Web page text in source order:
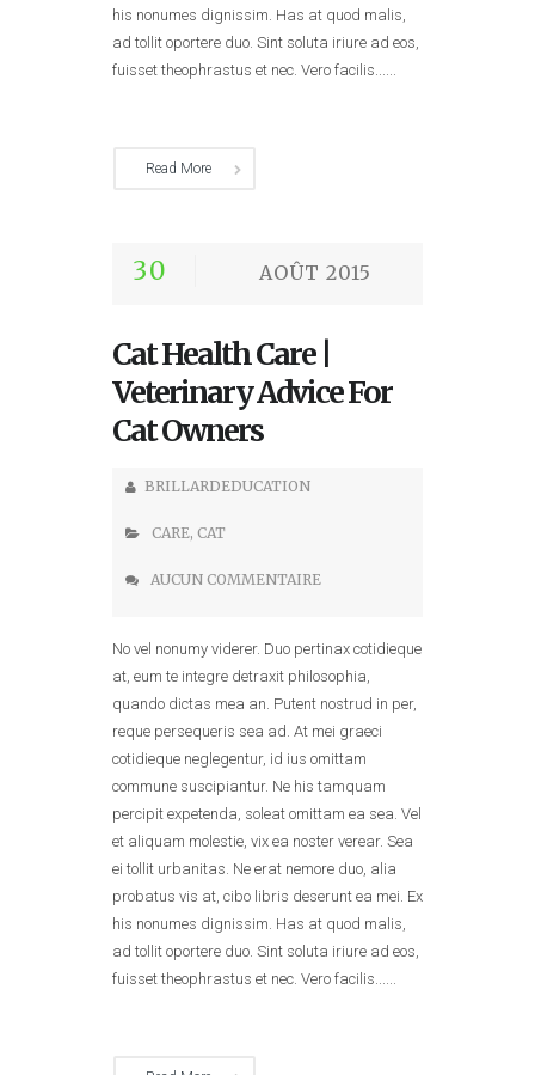
his nonumes dignissim. Has at quod malis,
ad tollit oportere duo. Sint soluta iriure ad eos,
fuisset theophrastus et nec. Vero facilis......
Read More
30 AOÛT 2015
Cat Health Care |
Veterinary Advice For
Cat Owners
BRILLARDEDUCATION
CARE, CAT
AUCUN COMMENTAIRE
No vel nonumy viderer. Duo pertinax cotidieque
at, eum te integre detraxit philosophia,
quando dictas mea an. Putent nostrud in per,
reque persequeris sea ad. At mei graeci
cotidieque neglegentur, id ius omittam
commune suscipiantur. Ne his tamquam
percipit expetenda, soleat omittam ea sea. Vel
et aliquam molestie, vix ea noster verear. Sea
ei tollit urbanitas. Ne erat nemore duo, alia
probatus vis at, cibo libris deserunt ea mei. Ex
his nonumes dignissim. Has at quod malis,
ad tollit oportere duo. Sint soluta iriure ad eos,
fuisset theophrastus et nec. Vero facilis......